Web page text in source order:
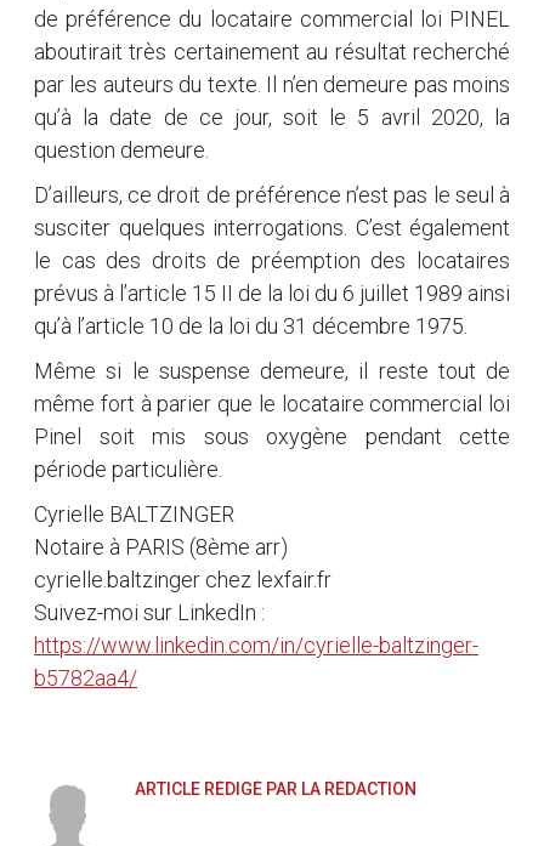
de préférence du locataire commercial loi PINEL
aboutirait très certainement au résultat recherché
par les auteurs du texte. Il n’en demeure pas moins
qu’à la date de ce jour, soit le 5 avril 2020, la
question demeure.
D’ailleurs, ce droit de préférence n’est pas le seul à
susciter quelques interrogations. C’est également
le cas des droits de préemption des locataires
prévus à l’article 15 II de la loi du 6 juillet 1989 ainsi
qu’à l’article 10 de la loi du 31 décembre 1975.
Même si le suspense demeure, il reste tout de
même fort à parier que le locataire commercial loi
Pinel soit mis sous oxygène pendant cette
période particulière.
Cyrielle BALTZINGER
Notaire à PARIS (8ème arr)
cyrielle.baltzinger chez lexfair.fr
Suivez-moi sur LinkedIn :
https://www.linkedin.com/in/cyrielle-baltzinger-
b5782aa4/
ARTICLE RÉDIGÉ PAR LA RÉDACTION